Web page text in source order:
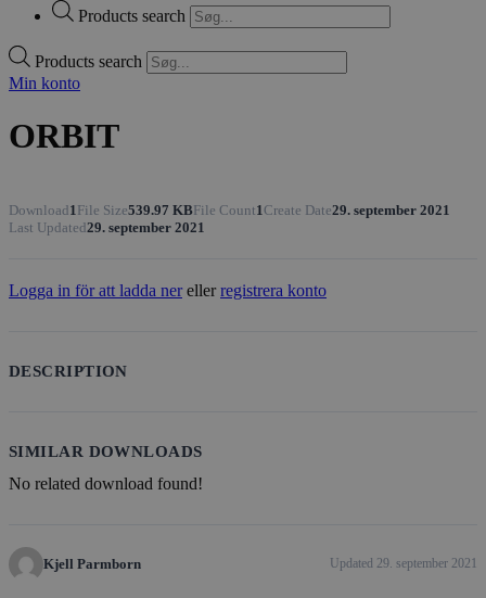
Products search
Products search
Min konto
ORBIT
Download1 File Size539.97 KBFile Count1Create Date29. september 2021
Last Updated29. september 2021
Logga in för att ladda nerellerregistrera konto
DESCRIPTION
SIMILAR DOWNLOADS
No related download found!
Kjell Parmborn Updated 29. september 2021